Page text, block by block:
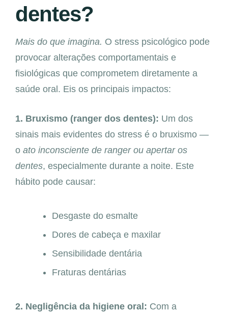
dentes?
Mais do que imagina. O stress psicológico pode
provocar alterações comportamentais e
fisiológicas que comprometem diretamente a
saúde oral. Eis os principais impactos:
1. Bruxismo (ranger dos dentes): Um dos
sinais mais evidentes do stress é o bruxismo —
o ato inconsciente de ranger ou apertar os
dentes, especialmente durante a noite. Este
hábito pode causar:
Desgaste do esmalte
Dores de cabeça e maxilar
Sensibilidade dentária
Fraturas dentárias
2. Negligência da higiene oral: Com a